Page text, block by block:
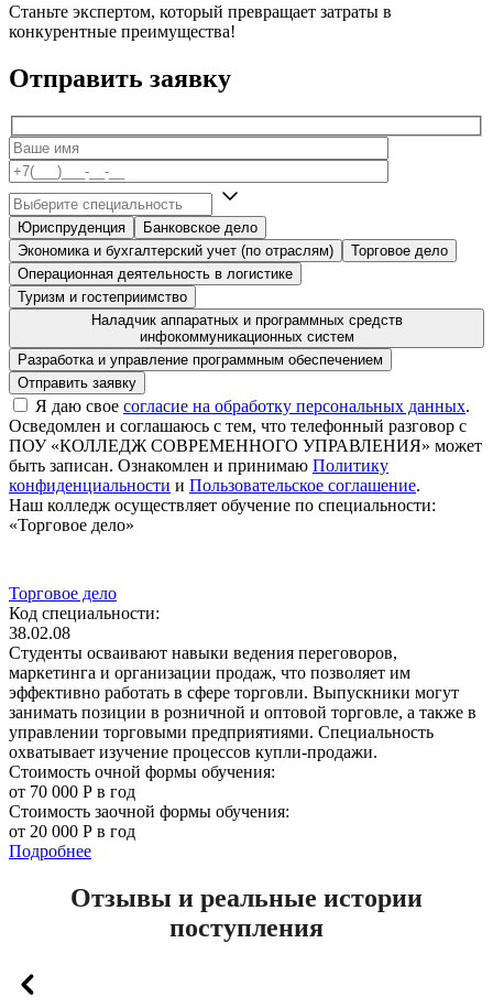
Станьте экспертом, который превращает затраты в
конкурентные преимущества!
Отправить заявку
Юриспруденция
Банковское дело
Экономика и бухгалтерский учет (по отраслям)
Торговое дело
Операционная деятельность в логистике
Туризм и гостеприимство
Наладчик аппаратных и программных средств
инфокоммуникационных систем
Разработка и управление программным обеспечением
Я даю свое согласие на обработку персональных данных.
Осведомлен и соглашаюсь с тем, что телефонный разговор с
ПОУ «КОЛЛЕДЖ СОВРЕМЕННОГО УПРАВЛЕНИЯ» может
быть записан. Ознакомлен и принимаю Политику
конфиденциальности и Пользовательское соглашение.
Наш колледж осуществляет обучение по специальности:
«Торговое дело»
Торговое дело
Код специальности:
38.02.08
Студенты осваивают навыки ведения переговоров,
маркетинга и организации продаж, что позволяет им
эффективно работать в сфере торговли. Выпускники могут
занимать позиции в розничной и оптовой торговле, а также в
управлении торговыми предприятиями. Специальность
охватывает изучение процессов купли-продажи.
Стоимость очной формы обучения:
от 70 000 Р в год
Стоимость заочной формы обучения:
от 20 000 Р в год
Подробнее
Отзывы и реальные истории
поступления